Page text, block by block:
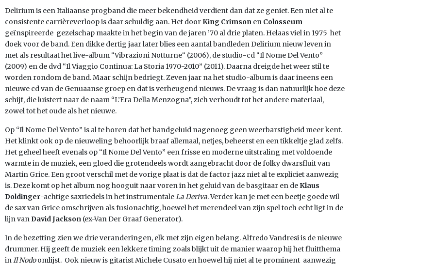
Delirium is een Italiaanse progband die meer bekendheid verdient dan dat ze geniet. Een niet al te
consistente carrièreverloop is daar schuldig aan. Het door King Crimson en Colosseum
geïnspireerde gezelschap maakte in het begin van de jaren ’70 al drie platen. Helaas viel in 1975 het
doek voor de band. Een dikke dertig jaar later blies een aantal bandleden Delirium nieuw leven in
met als resultaat het live-album “Vibrazioni Notturne“ (2006), de studio-cd “Il Nome Del Vento”
(2009) en de dvd “Il Viaggio Continua: La Storia 1970-2010” (2011). Daarna dreigde het weer stil te
worden rondom de band. Maar schijn bedriegt. Zeven jaar na het studio-album is daar ineens een
nieuwe cd van de Genuaanse groep en dat is verheugend nieuws. De vraag is dan natuurlijk hoe deze
schijf, die luistert naar de naam “L’Era Della Menzogna”, zich verhoudt tot het andere materiaal,
zowel tot het oude als het nieuwe.
Op “Il Nome Del Vento” is al te horen dat het bandgeluid nagenoeg geen weerbarstigheid meer kent.
Het klinkt ook op de nieuweling behoorlijk braaf allemaal, netjes, beheerst en een tikkeltje glad zelfs.
Het geheel heeft evenals op “Il Nome Del Vento” een frisse en moderne uitstraling met voldoende
warmte in de muziek, een gloed die grotendeels wordt aangebracht door de folky dwarsfluit van
Martin Grice. Een groot verschil met de vorige plaat is dat de factor jazz niet al te expliciet aanwezig
is. Deze komt op het album nog hooguit naar voren in het geluid van de basgitaar en de Klaus
Doldinger-achtige saxriedels in het instrumentaleLa Deriva. Verder kan je met een beetje goede wil
de sax van Grice omschrijven als fusionachtig, hoewel het merendeel van zijn spel toch echt ligt in de
lijn van David Jackson (ex-Van Der Graaf Generator).
In de bezetting zien we drie veranderingen, elk met zijn eigen belang. Alfredo Vandresi is de nieuwe
drummer. Hij geeft de muziek een lekkere timing zoals blijkt uit de manier waarop hij het fluitthema
inIl Nodoomlijst. Ook nieuw is gitarist Michele Cusato en hoewel hij niet al te prominent aanwezig